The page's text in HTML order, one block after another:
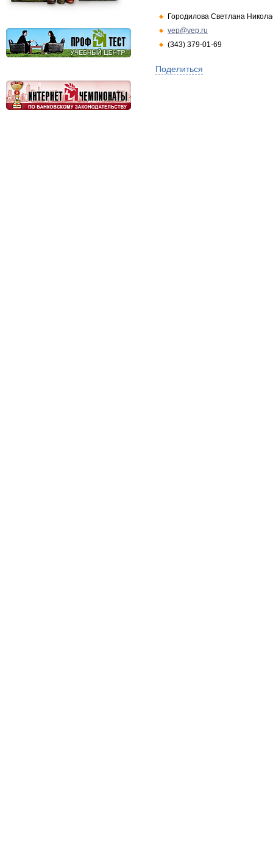
Городилова Светлана
vep@vep.ru
(343) 379-01-69
Поделиться